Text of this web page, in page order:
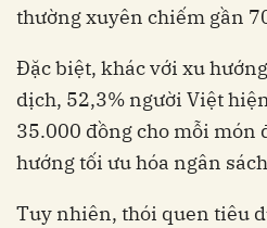
thường xuyên chiếm gần
Đặc biệt, khác với xu
dịch, 52,3% người Việt
35.000 đồng cho mỗi món
hướng tối ưu hóa ngân
Tuy nhiên, thói quen tiêu